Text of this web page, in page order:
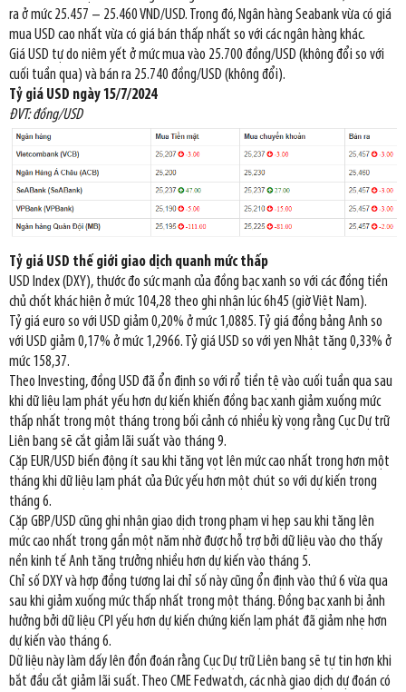
ra ở mức 25.457 – 25.460 VND/USD. Trong đó, Ngân hàng Seabank vừa có giá
mua USD cao nhất vừa có giá bán thấp nhất so với các ngân hàng khác.
Giá USD tự do niêm yết ở mức mua vào 25.700 đồng/USD (không đổi so với
cuối tuần qua) và bán ra 25.740 đồng/USD (không đổi).
Tỷ giá USD ngày 15/7/2024
ĐVT: đồng/USD
Tỷ giá USD thế giới giao dịch quanh mức thấp
USD Index (DXY), thước đo sức mạnh của đồng bạc xanh so với các đồng tiền
chủ chốt khác hiện ở mức 104,28 theo ghi nhận lúc 6h45 (giờ Việt Nam).
Tỷ giá euro so với USD giảm 0,20% ở mức 1,0885. Tỷ giá đồng bảng Anh so
với USD giảm 0,17% ở mức 1,2966. Tỷ giá USD so với yen Nhật tăng 0,33% ở
mức 158,37.
Theo Investing, đồng USD đã ổn định so với rổ tiền tệ vào cuối tuần qua sau
khi dữ liệu lạm phát yếu hơn dự kiến khiến đồng bạc xanh giảm xuống mức
thấp nhất trong một tháng trong bối cảnh có nhiều kỳ vọng rằng Cục Dự trữ
Liên bang sẽ cắt giảm lãi suất vào tháng 9.
Cặp EUR/USD biến động ít sau khi tăng vọt lên mức cao nhất trong hơn một
tháng khi dữ liệu lạm phát của Đức yếu hơn một chút so với dự kiến trong
tháng 6.
Cặp GBP/USD cũng ghi nhận giao dịch trong phạm vi hẹp sau khi tăng lên
mức cao nhất trong gần một năm nhờ được hỗ trợ bởi dữ liệu vào cho thấy
nền kinh tế Anh tăng trưởng nhiều hơn dự kiến vào tháng 5.
Chỉ số DXY và hợp đồng tương lai chỉ số này cũng ổn định vào thứ 6 vừa qua
sau khi giảm xuống mức thấp nhất trong một tháng. Đồng bạc xanh bị ảnh
hưởng bởi dữ liệu CPI yếu hơn dự kiến chứng kiến lạm phát đã giảm nhẹ hơn
dự kiến vào tháng 6.
Dữ liệu này làm dấy lên đồn đoán rằng Cục Dự trữ Liên bang sẽ tự tin hơn khi
bắt đầu cắt giảm lãi suất. Theo CME Fedwatch, các nhà giao dịch dự đoán có